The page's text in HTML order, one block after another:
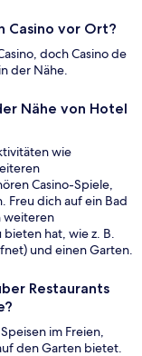
Casino vor Ort?
doch Casino de
der Nähe.
Nähe von Hotel
wie
Casino-Spiele,
Freu dich auf ein Bad
weiteren
hat, wie z. B.
und einen Garten.
Restaurants
im Freien,
den Garten bietet.